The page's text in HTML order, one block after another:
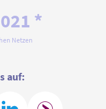
*
Netzen
auf: